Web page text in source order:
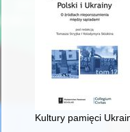
Kultury pamięci